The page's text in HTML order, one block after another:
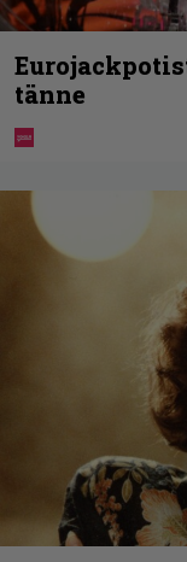
tänne